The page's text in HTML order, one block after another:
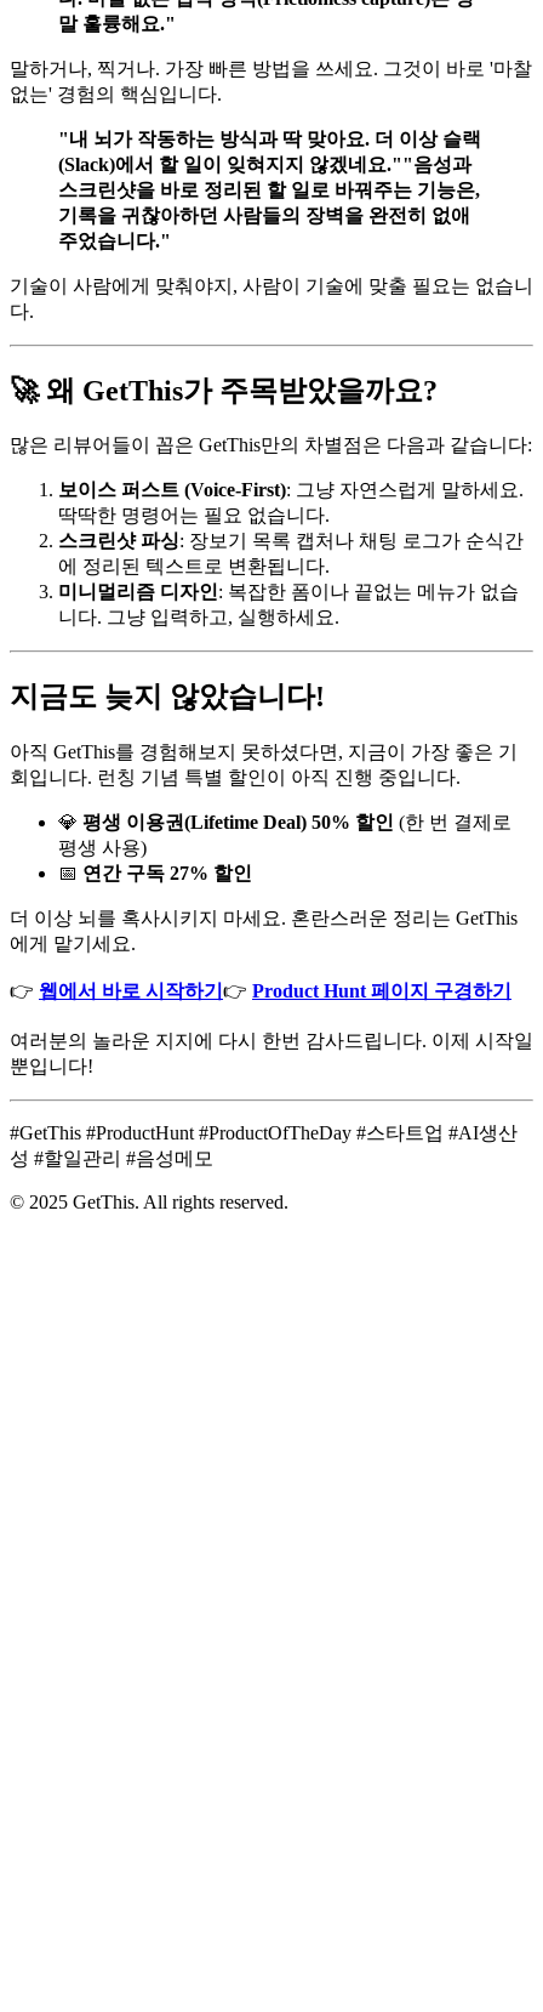
말 훌륭해요."​
말하거나, 찍거나. 가장 빠른 방법을 쓰세요. 그것이 바로 '마찰
없는' 경험의 핵심입니다.
​"내 뇌가 작동하는 방식과 딱 맞아요. 더 이상 슬랙
(Slack)에서 할 일이 잊혀지지 않겠네요."​​"음성과
스크린샷을 바로 정리된 할 일로 바꿔주는 기능은,
기록을 귀찮아하던 사람들의 장벽을 완전히 없애
주었습니다."​
기술이 사람에게 맞춰야지, 사람이 기술에 맞출 필요는 없습니
다.
🚀 왜 GetThis가 주목받았을까요?
많은 리뷰어들이 꼽은 GetThis만의 차별점은 다음과 같습니다:
​보이스 퍼스트 (Voice-First)​: 그냥 자연스럽게 말하세요.
딱딱한 명령어는 필요 없습니다.
​스크린샷 파싱​: 장보기 목록 캡처나 채팅 로그가 순식간
에 정리된 텍스트로 변환됩니다.
​미니멀리즘 디자인​: 복잡한 폼이나 끝없는 메뉴가 없습
니다. 그냥 입력하고, 실행하세요.
지금도 늦지 않았습니다!
아직 GetThis를 경험해보지 못하셨다면, 지금이 가장 좋은 기
회입니다. 런칭 기념 특별 할인이 아직 진행 중입니다.
💎 ​평생 이용권(Lifetime Deal) 50% 할인​ (한 번 결제로
평생 사용)
📅 ​연간 구독 27% 할인​
더 이상 뇌를 혹사시키지 마세요. 혼란스러운 정리는 GetThis
에게 맡기세요.
👉 웹에서 바로 시작하기 👉 Product Hunt 페이지 구경하기
여러분의 놀라운 지지에 다시 한번 감사드립니다. 이제 시작일
뿐입니다!
#GetThis #ProductHunt #ProductOfTheDay #스타트업 #AI생산
성 #할일관리 #음성메모
© 2025 GetThis. All rights reserved.